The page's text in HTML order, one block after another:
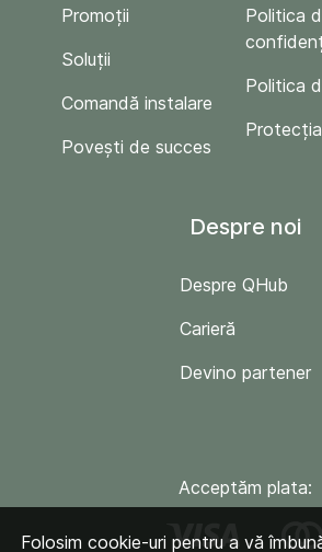
Promoții
Soluții
Comandă instalare
Povești de succes
Politica
Politica
Despre noi
Despre QHub
Carieră
Devino partener
Acceptăm plata:
Folosim cookie-uri pentru a vă